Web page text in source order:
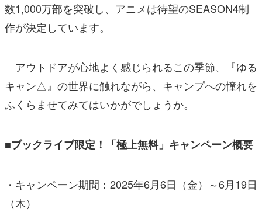
数1,000万部を突破し、アニメは待望のSEASON4制
作が決定しています。
アウトドアが心地よく感じられるこの季節、『ゆる
キャン△』の世界に触れながら、キャンプへの憧れを
ふくらませてみてはいかがでしょうか。
■ブックライブ限定！「極上無料」キャンペーン概要
・キャンペーン期間：2025年6月6日（金）～6月19日
（木）